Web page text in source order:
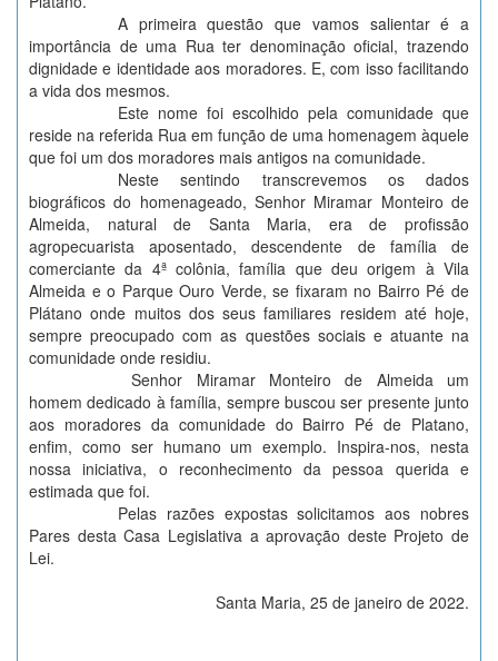
A primeira questão que vamos salientar é a
importância de uma Rua ter denominação oficial, trazendo
dignidade e identidade aos moradores. E, com isso facilitando
a vida dos mesmos.
Este nome foi escolhido pela comunidade que
reside na referida Rua em função de uma homenagem àquele
que foi um dos moradores mais antigos na comunidade.
Neste sentindo transcrevemos os dados
biográficos do homenageado, Senhor Miramar Monteiro de
Almeida, natural de Santa Maria, era de profissão
agropecuarista aposentado, descendente de família de
comerciante da 4ª colônia, família que deu origem à Vila
Almeida e o Parque Ouro Verde, se fixaram no Bairro Pé de
Plátano onde muitos dos seus familiares residem até hoje,
sempre preocupado com as questões sociais e atuante na
comunidade onde residiu.
Senhor Miramar Monteiro de Almeida um
homem dedicado à família, sempre buscou ser presente junto
aos moradores da comunidade do Bairro Pé de Platano,
enfim, como ser humano um exemplo. Inspira-nos, nesta
nossa iniciativa, o reconhecimento da pessoa querida e
estimada que foi.
Pelas razões expostas solicitamos aos nobres
Pares desta Casa Legislativa a aprovação deste Projeto de
Lei.
Santa Maria, 25 de janeiro de 2022.